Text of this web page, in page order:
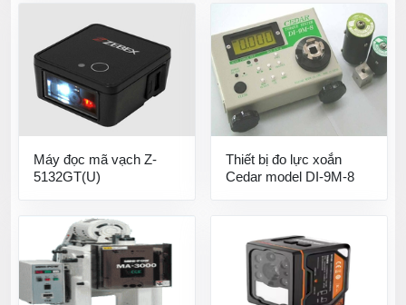
Máy đọc mã vạch Z-
5132GT(U)
Thiết bị đo lực xoắn
Cedar model DI-9M-8